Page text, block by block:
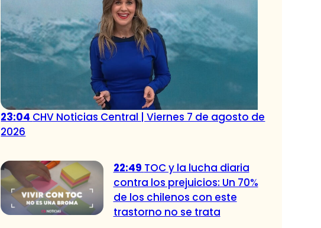
23:04 CHV Noticias Central | Viernes 7 de agosto de
2026
22:49 TOC y la lucha diaria
contra los prejuicios: Un 70%
de los chilenos con este
trastorno no se trata